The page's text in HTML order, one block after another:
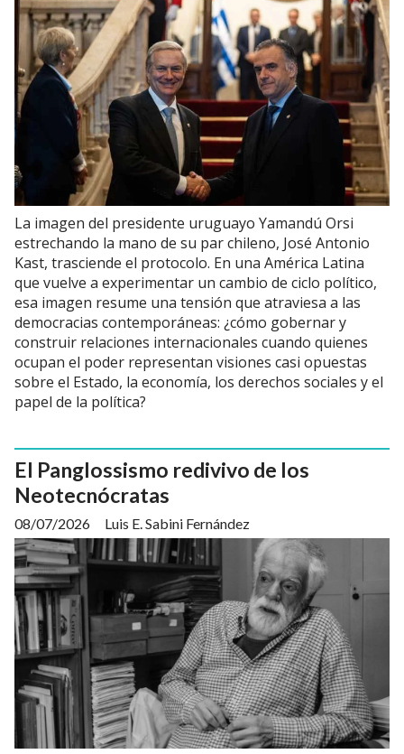
La imagen del presidente uruguayo Yamandú Orsi
estrechando la mano de su par chileno, José Antonio
Kast, trasciende el protocolo. En una América Latina
que vuelve a experimentar un cambio de ciclo político,
esa imagen resume una tensión que atraviesa a las
democracias contemporáneas: ¿cómo gobernar y
construir relaciones internacionales cuando quienes
ocupan el poder representan visiones casi opuestas
sobre el Estado, la economía, los derechos sociales y el
papel de la política?
El Panglossismo redivivo de los
Neotecnócratas
Luis E. Sabini Fernández
08/07/2026